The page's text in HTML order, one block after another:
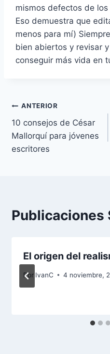
mismos defectos de
Eso demuestra que
menos para mí)
bien abiertos y revisar
conseguir más vida en
Navegación
de
entradas
ANTERIOR
10 consejos de César
Mallorquí para jóvenes
escritores
Publicaciones
El origen del
Por IvanC 4 noviembre,